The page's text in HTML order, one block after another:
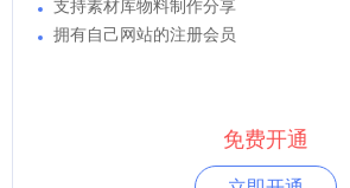
支持素材库物料制作分享
拥有自己网站的注册会员
免费开通